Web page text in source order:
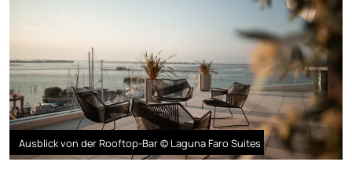
Ausblick von der Rooftop-Bar © Laguna Faro Suites